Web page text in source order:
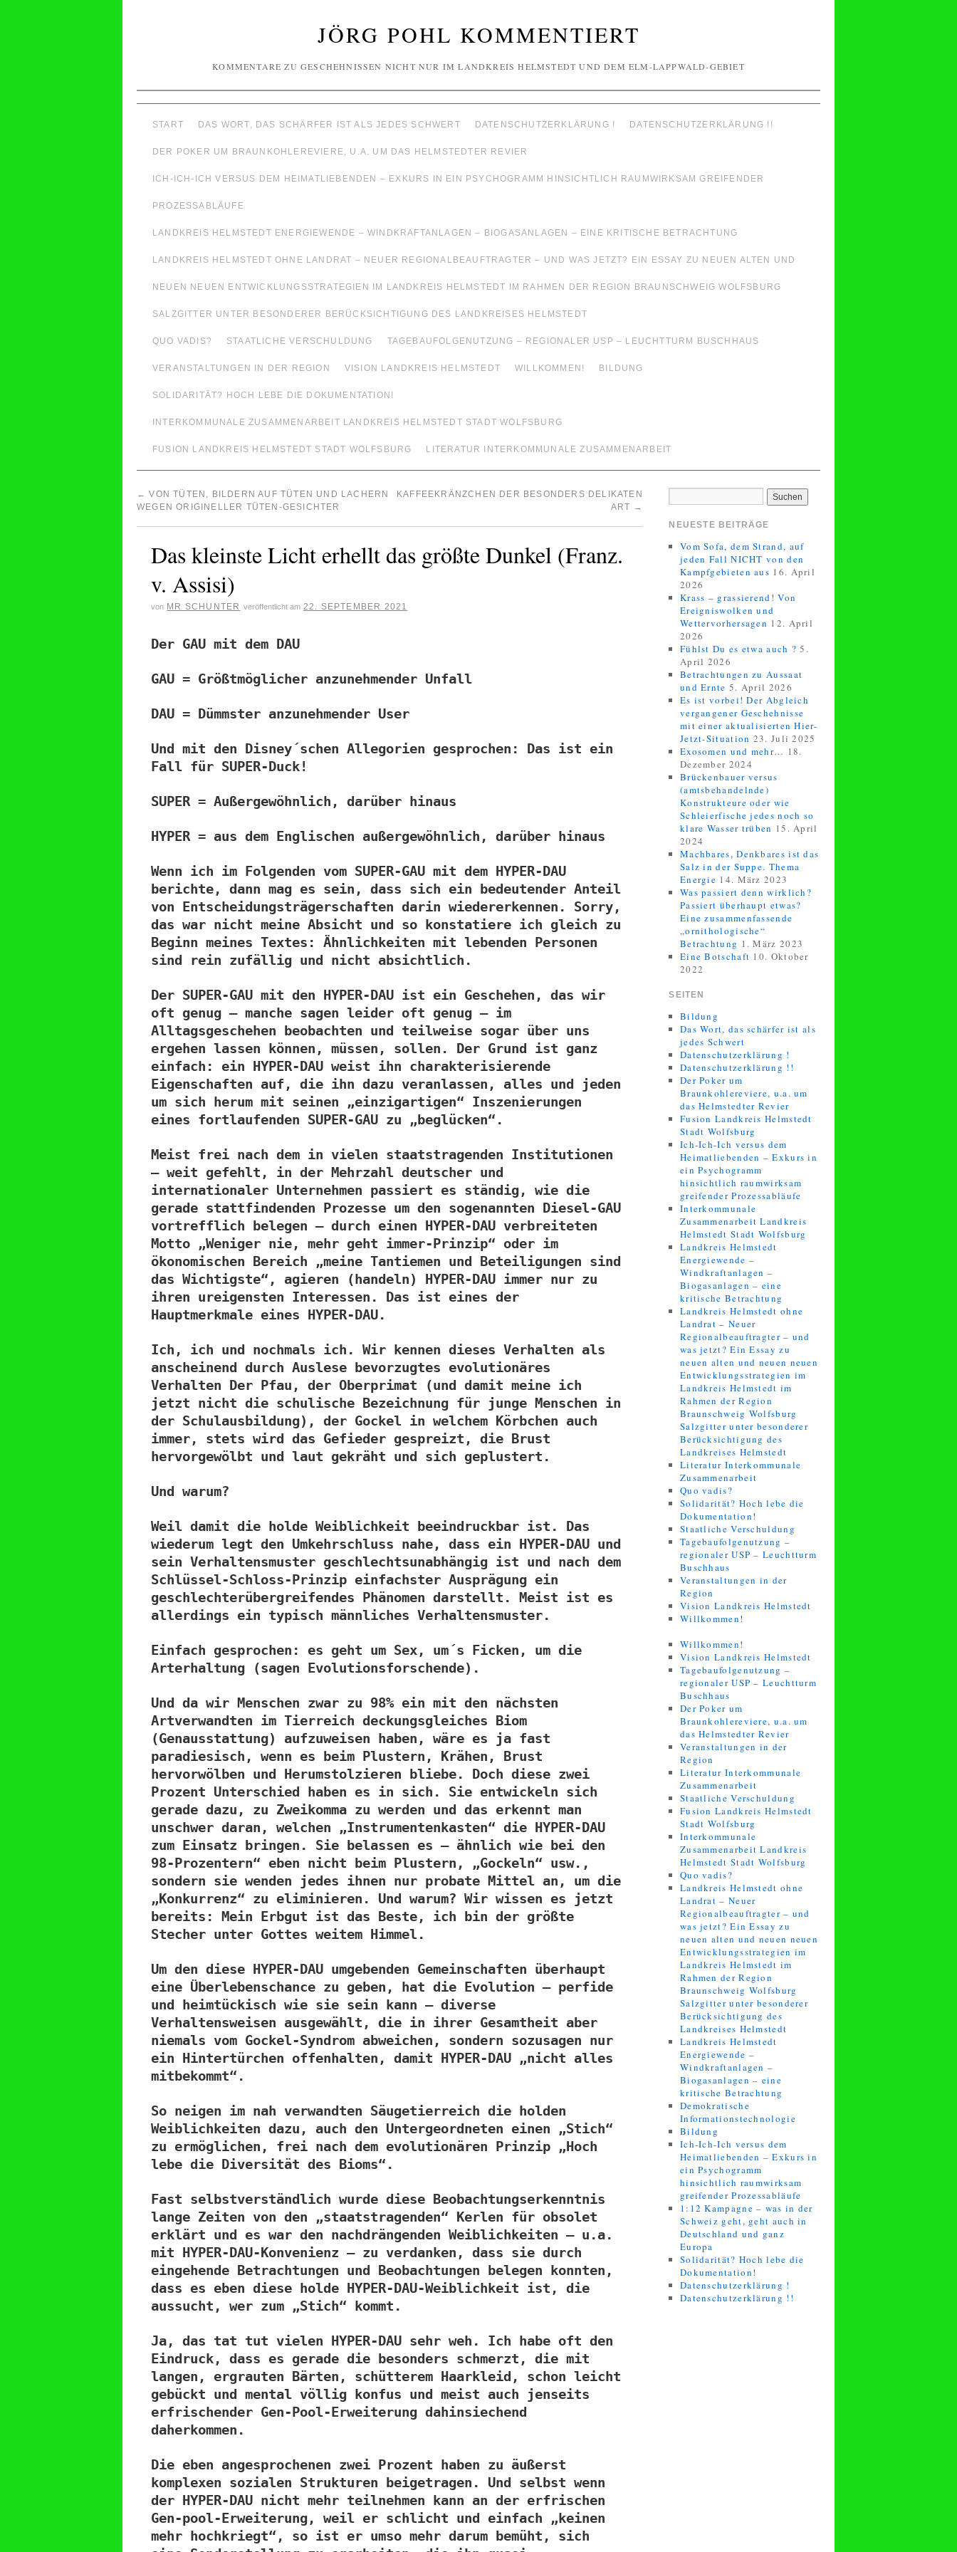
JÖRG POHL KOMMENTIERT
KOMMENTARE ZU GESCHEHNISSEN NICHT NUR IM LANDKREIS HELMSTEDT UND DEM ELM-LAPPWALD-GEBIET
START DAS WORT, DAS SCHÄRFER IST ALS JEDES SCHWERT DATENSCHUTZERKLÄRUNG ! DATENSCHUTZERKLÄRUNG !!
DER POKER UM BRAUNKOHLEREVIERE, U.A. UM DAS HELMSTEDTER REVIER
ICH-ICH-ICH VERSUS DEM HEIMATLIEBENDEN – EXKURS IN EIN PSYCHOGRAMM HINSICHTLICH RAUMWIRKSAM GREIFENDER
PROZESSABLÄUFE
LANDKREIS HELMSTEDT ENERGIEWENDE – WINDKRAFTANLAGEN – BIOGASANLAGEN – EINE KRITISCHE BETRACHTUNG
LANDKREIS HELMSTEDT OHNE LANDRAT – NEUER REGIONALBEAUFTRAGTER – UND WAS JETZT? EIN ESSAY ZU NEUEN ALTEN UND
NEUEN NEUEN ENTWICKLUNGSSTRATEGIEN IM LANDKREIS HELMSTEDT IM RAHMEN DER REGION BRAUNSCHWEIG WOLFSBURG
SALZGITTER UNTER BESONDERER BERÜCKSICHTIGUNG DES LANDKREISES HELMSTEDT
QUO VADIS? STAATLICHE VERSCHULDUNG TAGEBAUFOLGENUTZUNG – REGIONALER USP – LEUCHTTURM BUSCHHAUS
VERANSTALTUNGEN IN DER REGION VISION LANDKREIS HELMSTEDT WILLKOMMEN! BILDUNG
SOLIDARITÄT? HOCH LEBE DIE DOKUMENTATION!
INTERKOMMUNALE ZUSAMMENARBEIT LANDKREIS HELMSTEDT STADT WOLFSBURG
FUSION LANDKREIS HELMSTEDT STADT WOLFSBURG LITERATUR INTERKOMMUNALE ZUSAMMENARBEIT
← VON TÜTEN, BILDERN AUF TÜTEN UND LACHERN
WEGEN ORIGINELLER TÜTEN-GESICHTER
KAFFEEKRÄNZCHEN DER BESONDERS DELIKATEN
ART →
Das kleinste Licht erhellt das größte Dunkel (Franz.
v. Assisi)
von MR SCHUNTER veröffentlicht am 22. SEPTEMBER 2021
Der GAU mit dem DAU
GAU = Größtmöglicher anzunehmender Unfall
DAU = Dümmster anzunehmender User
Und mit den Disney´schen Allegorien gesprochen: Das ist ein
Fall für SUPER-Duck!
SUPER = Außergewöhnlich, darüber hinaus
HYPER = aus dem Englischen außergewöhnlich, darüber hinaus
Wenn ich im Folgenden vom SUPER-GAU mit dem HYPER-DAU
berichte, dann mag es sein, dass sich ein bedeutender Anteil
von Entscheidungsträgerschaften darin wiedererkennen. Sorry,
das war nicht meine Absicht und so konstatiere ich gleich zu
Beginn meines Textes: Ähnlichkeiten mit lebenden Personen
sind rein zufällig und nicht absichtlich.
Der SUPER-GAU mit den HYPER-DAU ist ein Geschehen, das wir
oft genug – manche sagen leider oft genug – im
Alltagsgeschehen beobachten und teilweise sogar über uns
ergehen lassen können, müssen, sollen. Der Grund ist ganz
einfach: ein HYPER-DAU weist ihn charakterisierende
Eigenschaften auf, die ihn dazu veranlassen, alles und jeden
um sich herum mit seinen „einzigartigen“ Inszenierungen
eines fortlaufenden SUPER-GAU zu „beglücken“.
Meist frei nach dem in vielen staatstragenden Institutionen
– weit gefehlt, in der Mehrzahl deutscher und
internationaler Unternehmen passiert es ständig, wie die
gerade stattfindenden Prozesse um den sogenannten Diesel-GAU
vortrefflich belegen – durch einen HYPER-DAU verbreiteten
Motto „Weniger nie, mehr geht immer-Prinzip“ oder im
ökonomischen Bereich „meine Tantiemen und Beteiligungen sind
das Wichtigste“, agieren (handeln) HYPER-DAU immer nur zu
ihren ureigensten Interessen. Das ist eines der
Hauptmerkmale eines HYPER-DAU.
Ich, ich und nochmals ich. Wir kennen dieses Verhalten als
anscheinend durch Auslese bevorzugtes evolutionäres
Verhalten Der Pfau, der Oberprimat (und damit meine ich
jetzt nicht die schulische Bezeichnung für junge Menschen in
der Schulausbildung), der Gockel in welchem Körbchen auch
immer, stets wird das Gefieder gespreizt, die Brust
hervorgewölbt und laut gekräht und sich geplustert.
Und warum?
Weil damit die holde Weiblichkeit beeindruckbar ist. Das
wiederum legt den Umkehrschluss nahe, dass ein HYPER-DAU und
sein Verhaltensmuster geschlechtsunabhängig ist und nach dem
Schlüssel-Schloss-Prinzip einfachster Ausprägung ein
geschlechterübergreifendes Phänomen darstellt. Meist ist es
allerdings ein typisch männliches Verhaltensmuster.
Einfach gesprochen: es geht um Sex, um´s Ficken, um die
Arterhaltung (sagen Evolutionsforschende).
Und da wir Menschen zwar zu 98% ein mit den nächsten
Artverwandten im Tierreich deckungsgleiches Biom
(Genausstattung) aufzuweisen haben, wäre es ja fast
paradiesisch, wenn es beim Plustern, Krähen, Brust
hervorwölben und Herumstolzieren bliebe. Doch diese zwei
Prozent Unterschied haben es in sich. Sie entwickeln sich
gerade dazu, zu Zweikomma zu werden und das erkennt man
unschwer daran, welchen „Instrumentenkasten“ die HYPER-DAU
zum Einsatz bringen. Sie belassen es – ähnlich wie bei den
98-Prozentern“ eben nicht beim Plustern, „Gockeln“ usw.,
sondern sie wenden jedes ihnen nur probate Mittel an, um die
„Konkurrenz“ zu eliminieren. Und warum? Wir wissen es jetzt
bereits: Mein Erbgut ist das Beste, ich bin der größte
Stecher unter Gottes weitem Himmel.
Um den diese HYPER-DAU umgebenden Gemeinschaften überhaupt
eine Überlebenschance zu geben, hat die Evolution – perfide
und heimtückisch wie sie sein kann – diverse
Verhaltensweisen ausgewählt, die in ihrer Gesamtheit aber
niemals vom Gockel-Syndrom abweichen, sondern sozusagen nur
ein Hintertürchen offenhalten, damit HYPER-DAU „nicht alles
mitbekommt“.
So neigen im nah verwandten Säugetierreich die holden
Weiblichkeiten dazu, auch den Untergeordneten einen „Stich“
zu ermöglichen, frei nach dem evolutionären Prinzip „Hoch
lebe die Diversität des Bioms“.
Fast selbstverständlich wurde diese Beobachtungserkenntnis
lange Zeiten von den „staatstragenden“ Kerlen für obsolet
erklärt und es war den nachdrängenden Weiblichkeiten – u.a.
mit HYPER-DAU-Konvenienz – zu verdanken, dass sie durch
eingehende Betrachtungen und Beobachtungen belegen konnten,
dass es eben diese holde HYPER-DAU-Weiblichkeit ist, die
aussucht, wer zum „Stich“ kommt.
Ja, das tat tut vielen HYPER-DAU sehr weh. Ich habe oft den
Eindruck, dass es gerade die besonders schmerzt, die mit
langen, ergrauten Bärten, schütterem Haarkleid, schon leicht
gebückt und mental völlig konfus und meist auch jenseits
erfrischender Gen-Pool-Erweiterung dahinsiechend
daherkommen.
Die eben angesprochenen zwei Prozent haben zu äußerst
komplexen sozialen Strukturen beigetragen. Und selbst wenn
der HYPER-DAU nicht mehr teilnehmen kann an der erfrischen
Gen-pool-Erweiterung, weil er schlicht und einfach „keinen
mehr hochkriegt“, so ist er umso mehr darum bemüht, sich
NEUESTE BEITRÄGE
Vom Sofa, dem Strand, auf
jeden Fall NICHT von den
Kampfgebieten aus 16. April
2026
Krass – grassierend! Von
Ereigniswolken und
Wettervorhersagen 12. April
2026
Fühlst Du es etwa auch ? 5.
April 2026
Betrachtungen zu Aussaat
und Ernte 5. April 2026
Es ist vorbei! Der Abgleich
vergangener Geschehnisse
mit einer aktualisierten Hier-
Jetzt-Situation 23. Juli 2025
Exosomen und mehr… 18.
Dezember 2024
Brückenbauer versus
(amtsbehandelnde)
Konstrukteure oder wie
Schleierfische jedes noch so
klare Wasser trüben 15. April
2024
Machbares, Denkbares ist das
Salz in der Suppe. Thema
Energie 14. März 2023
Was passiert denn wirklich?
Passiert überhaupt etwas?
Eine zusammenfassende
„ornithologische“
Betrachtung 1. März 2023
Eine Botschaft 10. Oktober
2022
SEITEN
Bildung
Das Wort, das schärfer ist als
jedes Schwert
Datenschutzerklärung !
Datenschutzerklärung !!
Der Poker um
Braunkohlereviere, u.a. um
das Helmstedter Revier
Fusion Landkreis Helmstedt
Stadt Wolfsburg
Ich-Ich-Ich versus dem
Heimatliebenden – Exkurs in
ein Psychogramm
hinsichtlich raumwirksam
greifender Prozessabläufe
Interkommunale
Zusammenarbeit Landkreis
Helmstedt Stadt Wolfsburg
Landkreis Helmstedt
Energiewende –
Windkraftanlagen –
Biogasanlagen – eine
kritische Betrachtung
Landkreis Helmstedt ohne
Landrat – Neuer
Regionalbeauftragter – und
was jetzt? Ein Essay zu
neuen alten und neuen neuen
Entwicklungsstrategien im
Landkreis Helmstedt im
Rahmen der Region
Braunschweig Wolfsburg
Salzgitter unter besonderer
Berücksichtigung des
Landkreises Helmstedt
Literatur Interkommunale
Zusammenarbeit
Quo vadis?
Solidarität? Hoch lebe die
Dokumentation!
Staatliche Verschuldung
Tagebaufolgenutzung –
regionaler USP – Leuchtturm
Buschhaus
Veranstaltungen in der
Region
Vision Landkreis Helmstedt
Willkommen!
Willkommen!
Vision Landkreis Helmstedt
Tagebaufolgenutzung –
regionaler USP – Leuchtturm
Buschhaus
Der Poker um
Braunkohlereviere, u.a. um
das Helmstedter Revier
Veranstaltungen in der
Region
Literatur Interkommunale
Zusammenarbeit
Staatliche Verschuldung
Fusion Landkreis Helmstedt
Stadt Wolfsburg
Interkommunale
Zusammenarbeit Landkreis
Helmstedt Stadt Wolfsburg
Quo vadis?
Landkreis Helmstedt ohne
Landrat – Neuer
Regionalbeauftragter – und
was jetzt? Ein Essay zu
neuen alten und neuen neuen
Entwicklungsstrategien im
Landkreis Helmstedt im
Rahmen der Region
Braunschweig Wolfsburg
Salzgitter unter besonderer
Berücksichtigung des
Landkreises Helmstedt
Landkreis Helmstedt
Energiewende –
Windkraftanlagen –
Biogasanlagen – eine
kritische Betrachtung
Demokratische
Informationstechnologie
Bildung
Ich-Ich-Ich versus dem
Heimatliebenden – Exkurs in
ein Psychogramm
hinsichtlich raumwirksam
greifender Prozessabläufe
1:12 Kampagne – was in der
Schweiz geht, geht auch in
Deutschland und ganz
Europa
Solidarität? Hoch lebe die
Dokumentation!
Datenschutzerklärung !
Datenschutzerklärung !!